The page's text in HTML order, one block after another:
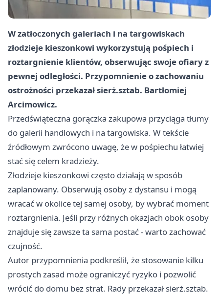
W zatłoczonych galeriach i na targowiskach
złodzieje kieszonkowi wykorzystują pośpiech i
roztargnienie klientów, obserwując swoje ofiary z
pewnej odległości. Przypomnienie o zachowaniu
ostrożności przekazał sierż.sztab. Bartłomiej
Arcimowicz.
Przedświąteczna gorączka zakupowa przyciąga tłumy
do galerii handlowych i na targowiska. W tekście
źródłowym zwrócono uwagę, że w pośpiechu łatwiej
stać się celem kradzieży.
Złodzieje kieszonkowi często działają w sposób
zaplanowany. Obserwują osoby z dystansu i mogą
wracać w okolice tej samej osoby, by wybrać moment
roztargnienia. Jeśli przy różnych okazjach obok osoby
znajduje się zawsze ta sama postać - warto zachować
czujność.
Autor przypomnienia podkreślił, że stosowanie kilku
prostych zasad może ograniczyć ryzyko i pozwolić
wrócić do domu bez strat. Rady przekazał sierż.sztab.